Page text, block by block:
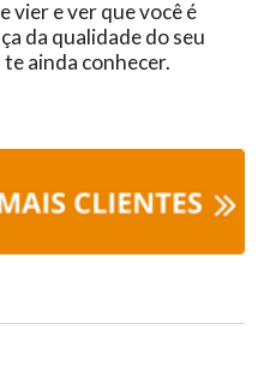
vier e ver que você é
da qualidade do seu
ainda conhecer.